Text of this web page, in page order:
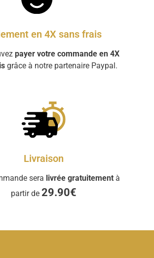
en 4X sans frais
payer votre commande en 4X
grâce à notre partenaire Paypal.
Livraison
sera livrée gratuitement à
partir de 29.90€